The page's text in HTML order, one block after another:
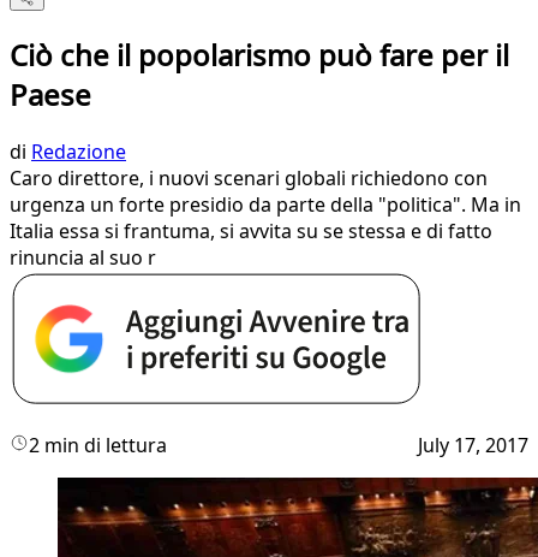
Ciò che il popolarismo può fare per il
Paese
di Redazione
Caro direttore, i nuovi scenari globali richiedono con
urgenza un forte presidio da parte della "politica". Ma in
Italia essa si frantuma, si avvita su se stessa e di fatto
rinuncia al suo r
2 min di lettura July 17, 2017